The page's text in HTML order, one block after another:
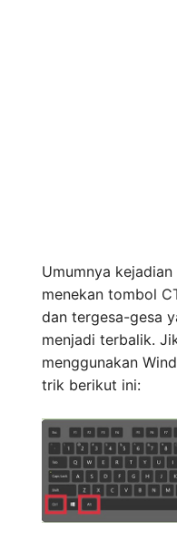
Umumnya
menekan tombol
dan tergesa-gesa
menjadi terbalik.
menggunakan
trik berikut ini: